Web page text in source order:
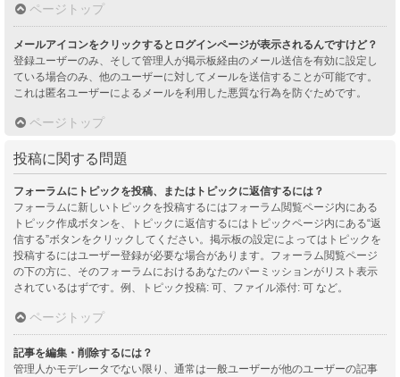
ページトップ
メールアイコンをクリックするとログインページが表示されるんですけど？
登録ユーザーのみ、そして管理人が掲示板経由のメール送信を有効に設定し
ている場合のみ、他のユーザーに対してメールを送信することが可能です。
これは匿名ユーザーによるメールを利用した悪質な行為を防ぐためです。
ページトップ
投稿に関する問題
フォーラムにトピックを投稿、またはトピックに返信するには？
フォーラムに新しいトピックを投稿するにはフォーラム閲覧ページ内にある
トピック作成ボタンを、トピックに返信するにはトピックページ内にある“返
信する”ボタンをクリックしてください。掲示板の設定によってはトピックを
投稿するにはユーザー登録が必要な場合があります。フォーラム閲覧ページ
の下の方に、そのフォーラムにおけるあなたのパーミッションがリスト表示
されているはずです。例、トピック投稿: 可、ファイル添付: 可 など。
ページトップ
記事を編集・削除するには？
管理人かモデレータでない限り、通常は一般ユーザーが他のユーザーの記事